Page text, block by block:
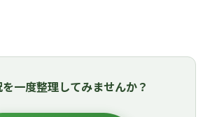
一度整理してみませんか？